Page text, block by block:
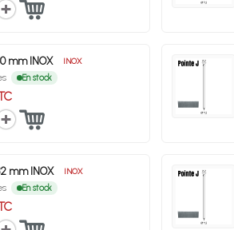
mm INOX INOX
En stock
mm INOX INOX
En stock